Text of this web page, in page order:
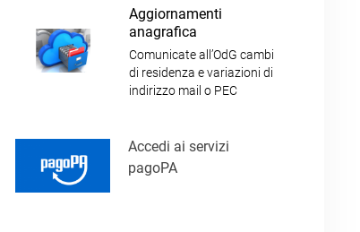
Aggiornamenti
anagrafica
Comunicate all’OdG cambi
di residenza e variazioni di
indirizzo mail o PEC
Accedi ai servizi
pagoPA